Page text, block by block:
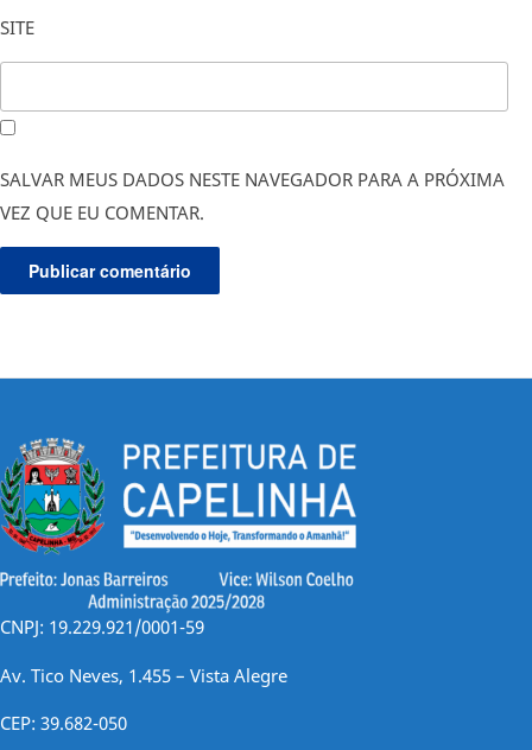
SITE
SALVAR MEUS DADOS NESTE NAVEGADOR PARA A PRÓXIMA
VEZ QUE EU COMENTAR.
CNPJ: 19.229.921/0001-59
Av. Tico Neves, 1.455 – Vista Alegre
CEP: 39.682-050